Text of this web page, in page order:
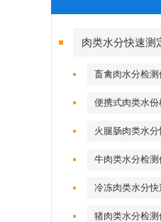
肉类水分快速测
畜禽肉水分检测
便携式肉类水份
火腿肠肉类水
牛肉类水分检测
冷冻肉类水分快
猪肉类水分检测